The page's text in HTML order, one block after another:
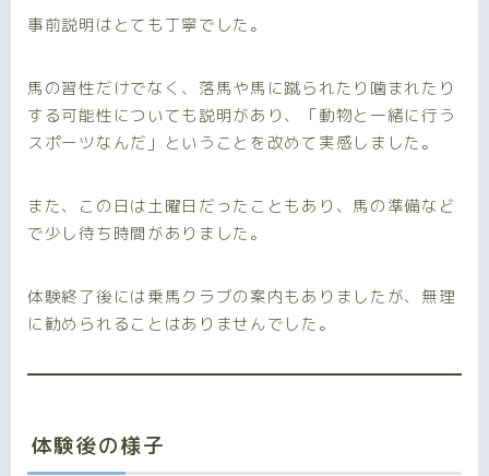
事前説明はとても丁寧でした。
馬の習性だけでなく、落馬や馬に蹴られたり噛まれたり
する可能性についても説明があり、「動物と一緒に行う
スポーツなんだ」ということを改めて実感しました。
また、この日は土曜日だったこともあり、馬の準備など
で少し待ち時間がありました。
体験終了後には乗馬クラブの案内もありましたが、無理
に勧められることはありませんでした。
体験後の様子